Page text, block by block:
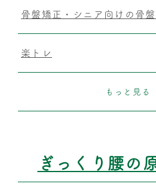
骨盤矯正・シニア向けの骨
楽トレ
もっと見る
ぎっくり腰の